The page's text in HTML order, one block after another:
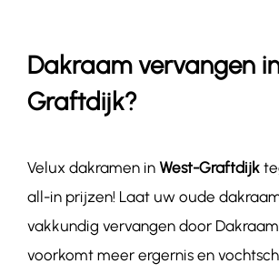
Dakraam vervangen
Graftdijk?
Velux dakramen in West-Graftdijk
all-in prijzen! Laat uw oude
vakkundig vervangen door
voorkomt meer ergernis en